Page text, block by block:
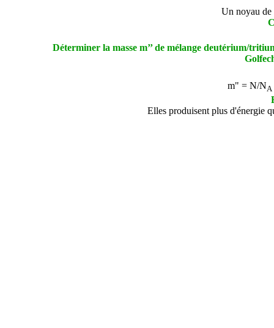
Un noyau de
Déterminer la masse m’’ de mélange deutérium/
m" = N/NA
Elles produisent plus d'énergie